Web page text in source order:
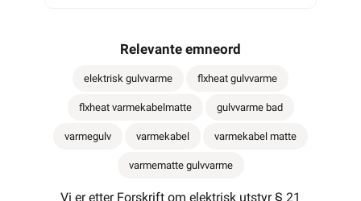
Relevante emneord
elektrisk gulvvarme flxheat gulvvarme
flxheat varmekabelmatte gulvvarme bad
varmegulv varmekabel varmekabel matte
varmematte gulvvarme
Vi er etter Forskrift om elektrisk utstyr § 21